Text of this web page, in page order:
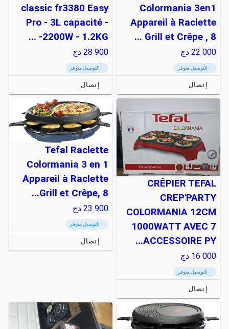
Colormania 3en1
Appareil à Raclette
Grill et Crêpe , 8 ...
22 000 دج
التوصيل متوفر
إتصال
classic fr3380 Easy
Pro - 3L capacité -
2200W - 1.2KG- ...
28 900 دج
التوصيل متوفر
إتصال
CRÊPIER TEFAL
CREP'PARTY
COLORMANIA 12CM
1000WATT AVEC 7
ACCESSOIRE PY...
16 000 دج
التوصيل متوفر
إتصال
Tefal Raclette
Colormania 3 en 1
Appareil à Raclette
Grill et Crêpe, 8...
23 900 دج
التوصيل متوفر
إتصال